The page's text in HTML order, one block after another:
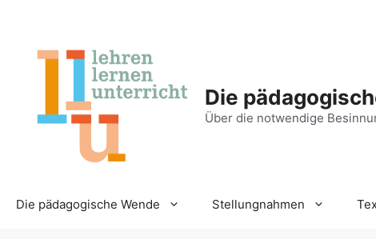
springen
Die
Über die notwendige
Die pädagogische Wende Stellungnahmen